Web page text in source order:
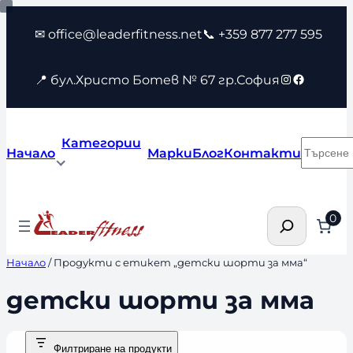
Към
съдържанието
✉ office@leaderfitness.net📞 +359 877 277 595
📍 бул.Христо Ботев № 67 гр.София Instagram
Facebook
Начало
Категории
МаркиБлогКонтакти
Търсене 0
Начало/ Продукти с етикет „детски шорти за мма“
детски шорти за мма
Филтриране на продукти